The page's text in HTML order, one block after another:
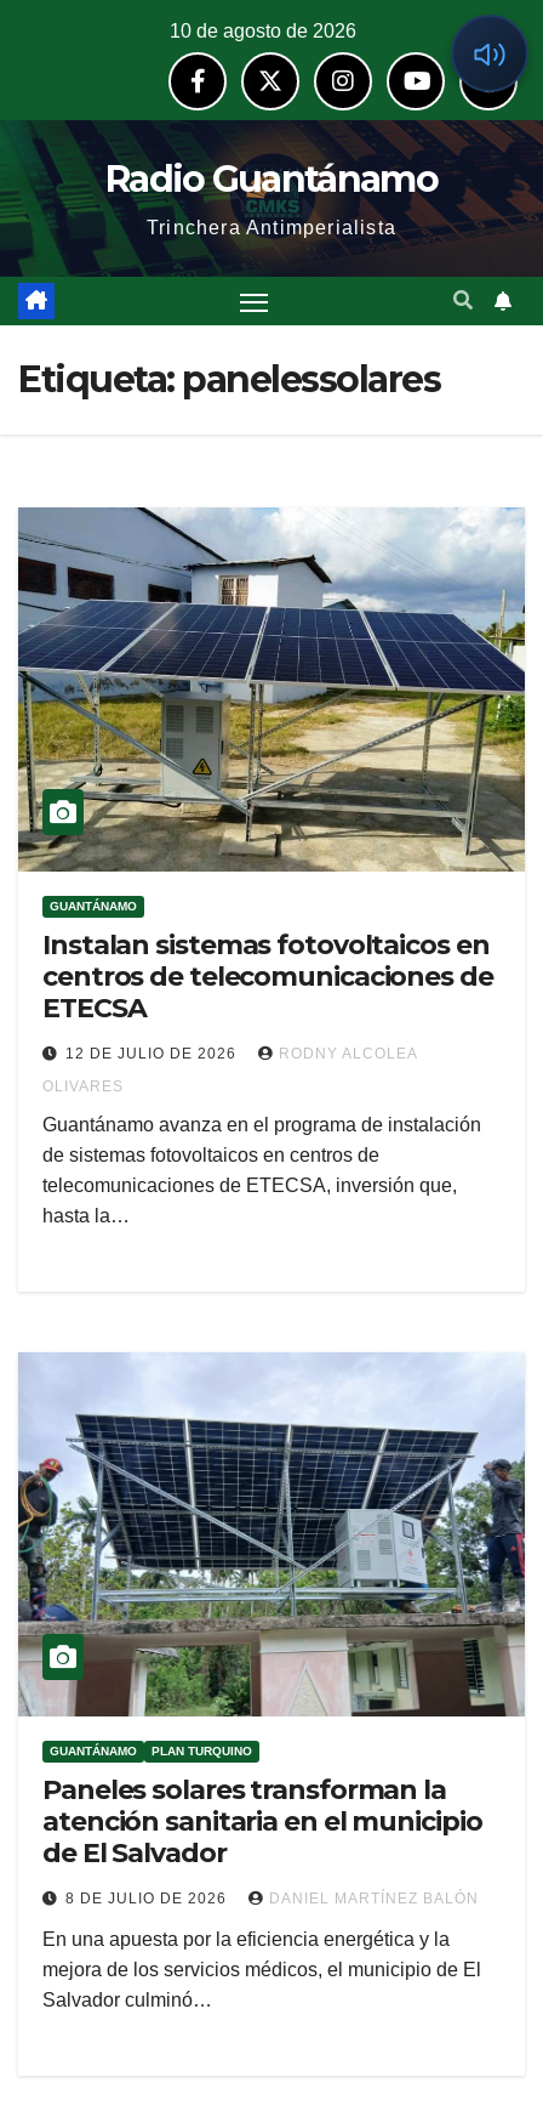
10 de agosto de 2026
Radio Guantánamo
Trinchera Antimperialista
Etiqueta: panelessolares
GUANTÁNAMO
Instalan sistemas fotovoltaicos en
centros de telecomunicaciones de
ETECSA
12 DE JULIO DE 2026
RODNY ALCOLEA
OLIVARES
Guantánamo avanza en el programa de instalación
de sistemas fotovoltaicos en centros de
telecomunicaciones de ETECSA, inversión que,
hasta la…
GUANTÁNAMO PLAN TURQUINO
Paneles solares transforman la
atención sanitaria en el municipio
de El Salvador
8 DE JULIO DE 2026 DANIEL MARTÍNEZ BALÓN
En una apuesta por la eficiencia energética y la
mejora de los servicios médicos, el municipio de El
Salvador culminó…